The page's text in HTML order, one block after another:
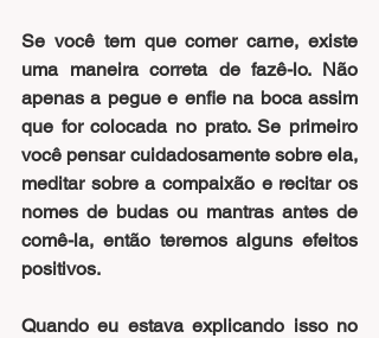
Se você tem que comer carne, existe
uma maneira correta de fazê-lo. Não
apenas a pegue e enfie na boca assim
que for colocada no prato. Se primeiro
você pensar cuidadosamente sobre ela,
meditar sobre a compaixão e recitar os
nomes de budas ou mantras antes de
comê-la, então teremos alguns efeitos
positivos.
Quando eu estava explicando isso no